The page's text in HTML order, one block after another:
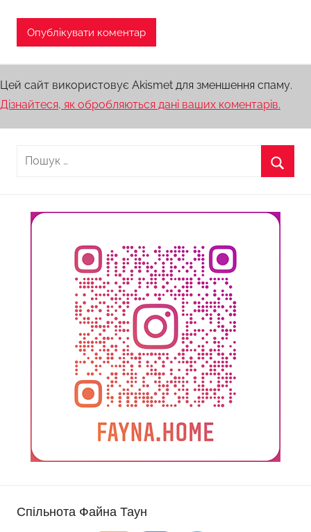
Цей сайт використовує Akismet для зменшення спаму.
Дізнайтеся, як обробляються дані ваших коментарів.
Пошук:
Спільнота Файна Таун